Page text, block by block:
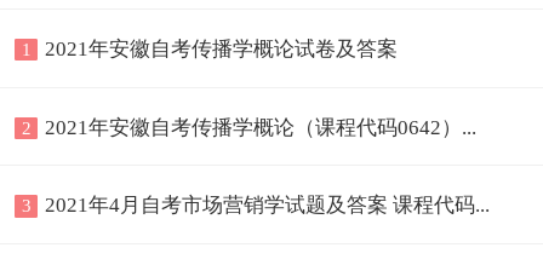
1 2021年安徽自考传播学概论试卷及答案
2 2021年安徽自考传播学概论（课程代码0642）...
3 2021年4月自考市场营销学试题及答案 课程代码...